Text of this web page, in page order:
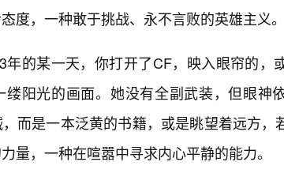
度，一种敢于挑战、永不言败的英雄主义。
年的某一天，你打开了CF，映入眼帘的，
缕阳光的画面。她没有全副武装，但眼神
而是一本泛黄的书籍，或是眺望着远方，
量，一种在喧嚣中寻求内心平静的能力。